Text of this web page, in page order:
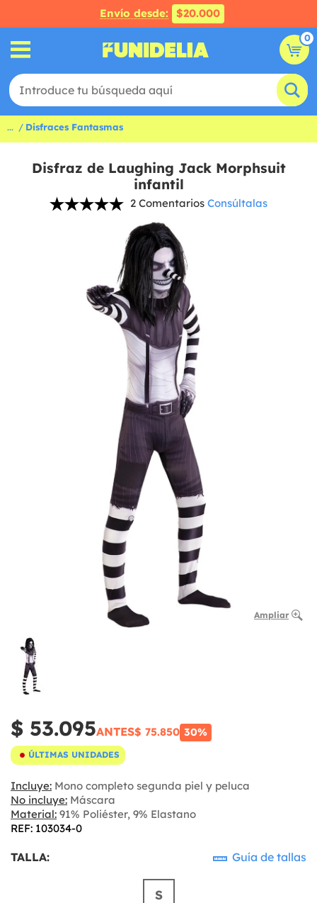
Envío desde: $20.000
0
... Disfraces Fantasmas
Disfraz de Laughing Jack Morphsuit
infantil
2 Comentarios Consúltalas
Ampliar
$ 53.095ANTES$ 75.850 30%
ÚLTIMAS UNIDADES
Incluye: Mono completo segunda piel y peluca
No incluye: Máscara
Material: 91% Poliéster, 9% Elastano
REF: 103034-0
TALLA: Guía de tallas
S